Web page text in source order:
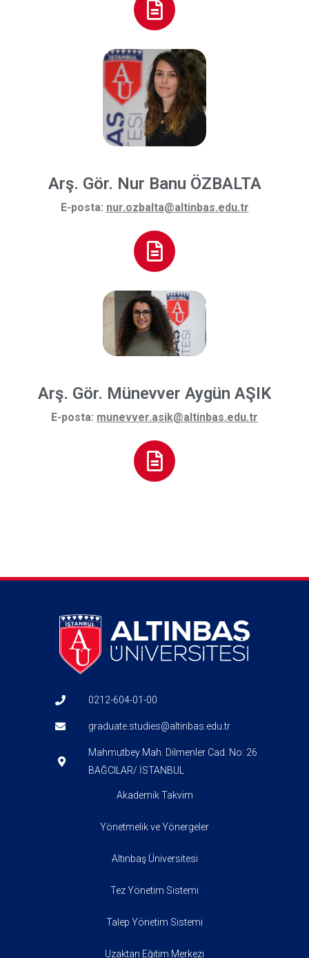
Arş. Gör. Nur Banu ÖZBALTA
E-posta: nur.ozbalta@altinbas.edu.tr
Arş. Gör. Münevver Aygün AŞIK
E-posta: munevver.asik@altinbas.edu.tr
0212-604-01-00
graduate.studies@altinbas.edu.tr
Mahmutbey Mah. Dilmenler Cad. No: 26
BAĞCILAR/ İSTANBUL
Akademik Takvim
Yönetmelik ve Yönergeler
Altınbaş Üniversitesi
Tez Yönetim Sistemi
Talep Yönetim Sistemi
Uzaktan Eğitim Merkezi